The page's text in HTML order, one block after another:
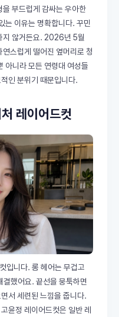
부드럽게 감싸는 우아한
는 이유는 명확합니다. 꾸민
지 않거든요. 2026년 5월
스럽게 떨어진 옆머리로 청
아니라 모든 연령대 여성들
인 분위기 때문입니다.
레이어드컷
입니다. 롱 헤어는 무겁고
했어요. 끝선을 뭉툭하면
서 세련된 느낌을 줍니다.
윤정 레이어드컷은 일반 레